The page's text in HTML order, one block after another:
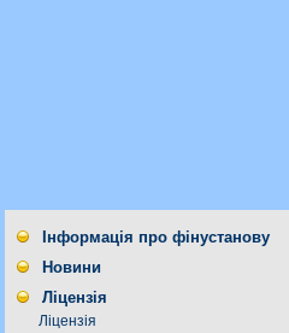
Інформація про фінустанову
Новини
Ліцензія
Ліцензія